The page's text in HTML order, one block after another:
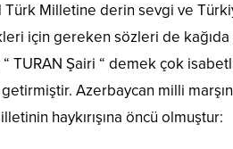
Milletine derin sevgi ve
için gereken sözleri de
TURAN Şairi “ demek çok
Azerbaycan milli
haykırışına öncü olmuştur: